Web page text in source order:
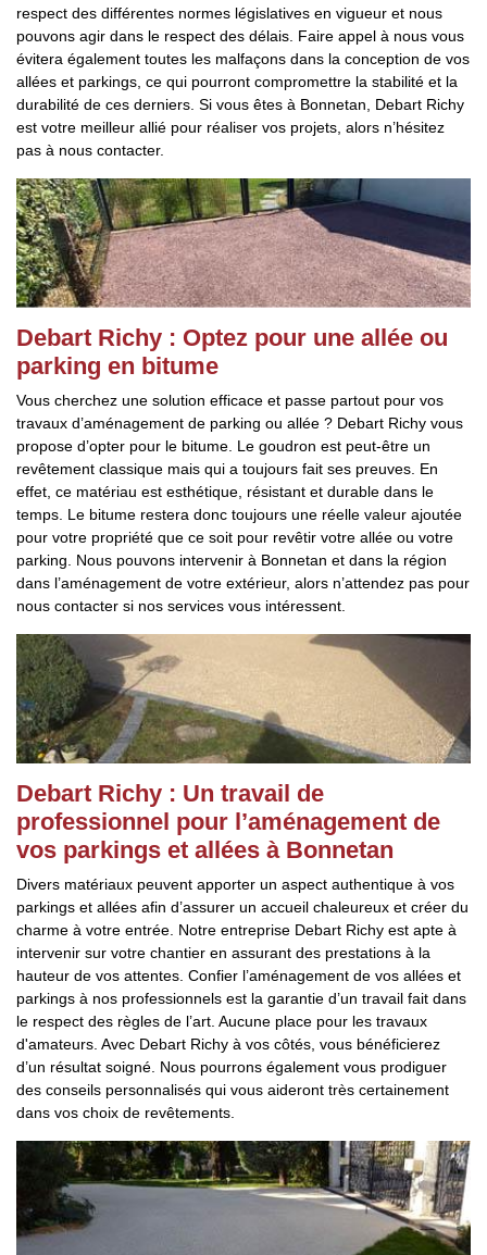
respect des différentes normes législatives en vigueur et nous
pouvons agir dans le respect des délais. Faire appel à nous vous
évitera également toutes les malfaçons dans la conception de vos
allées et parkings, ce qui pourront compromettre la stabilité et la
durabilité de ces derniers. Si vous êtes à Bonnetan, Debart Richy
est votre meilleur allié pour réaliser vos projets, alors n’hésitez
pas à nous contacter.
Debart Richy : Optez pour une allée ou
parking en bitume
Vous cherchez une solution efficace et passe partout pour vos
travaux d’aménagement de parking ou allée ? Debart Richy vous
propose d’opter pour le bitume. Le goudron est peut-être un
revêtement classique mais qui a toujours fait ses preuves. En
effet, ce matériau est esthétique, résistant et durable dans le
temps. Le bitume restera donc toujours une réelle valeur ajoutée
pour votre propriété que ce soit pour revêtir votre allée ou votre
parking. Nous pouvons intervenir à Bonnetan et dans la région
dans l’aménagement de votre extérieur, alors n’attendez pas pour
nous contacter si nos services vous intéressent.
Debart Richy : Un travail de
professionnel pour l’aménagement de
vos parkings et allées à Bonnetan
Divers matériaux peuvent apporter un aspect authentique à vos
parkings et allées afin d’assurer un accueil chaleureux et créer du
charme à votre entrée. Notre entreprise Debart Richy est apte à
intervenir sur votre chantier en assurant des prestations à la
hauteur de vos attentes. Confier l’aménagement de vos allées et
parkings à nos professionnels est la garantie d’un travail fait dans
le respect des règles de l’art. Aucune place pour les travaux
d'amateurs. Avec Debart Richy à vos côtés, vous bénéficierez
d’un résultat soigné. Nous pourrons également vous prodiguer
des conseils personnalisés qui vous aideront très certainement
dans vos choix de revêtements.